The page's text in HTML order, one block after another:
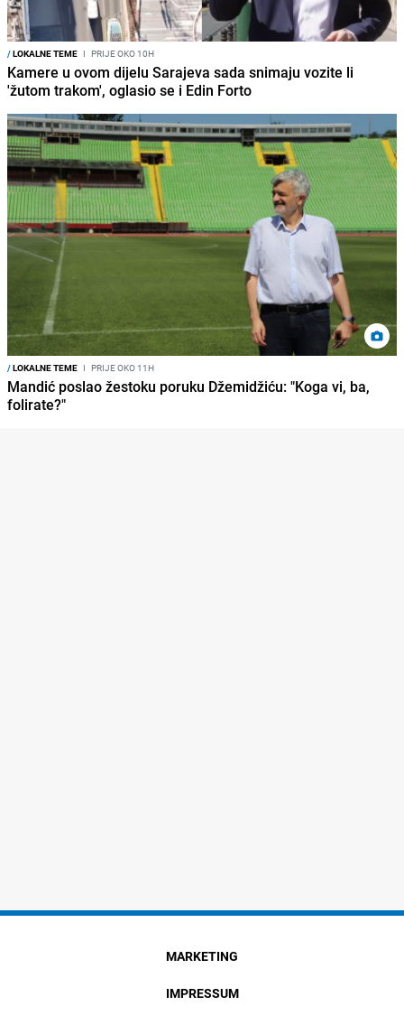
/LOKALNE TEME I PRIJE OKO 10H
Kamere u ovom dijelu Sarajeva sada snimaju vozite li
'žutom trakom', oglasio se i Edin Forto
/LOKALNE TEME I PRIJE OKO 11H
Mandić poslao žestoku poruku Džemidžiću: "Koga vi, ba,
folirate?"
MARKETING
IMPRESSUM